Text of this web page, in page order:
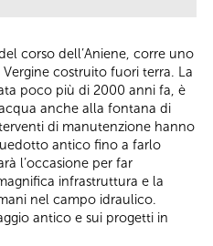
corso dell’Aniene, corre uno
costruito fuori terra. La
poco più di 2000 anni fa, è
anche alla fontana di
di manutenzione hanno
antico fino a farlo
l’occasione per far
infrastruttura e la
nel campo idraulico.
antico e sui progetti in